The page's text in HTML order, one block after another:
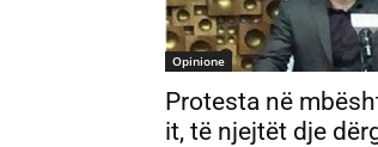
Opinione
Protesta në
it, të njejtët dje